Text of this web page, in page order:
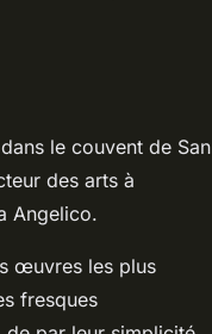
le couvent de San
des arts à
Angelico.
œuvres les plus
fresques